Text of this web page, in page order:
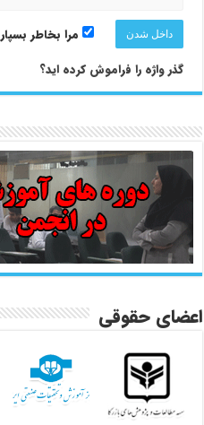
مرا بخاطر بسپار
گذر واژه را فراموش کرده اید؟
اعضای حقوقی